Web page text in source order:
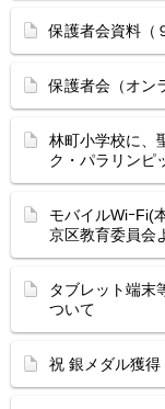
保護者会資料（
保護者会（オン
林町小学校に、
ク・パラリンピ
モバイルWiｰFi(
京区教育委員会
タブレット端末
ついて
祝 銀メダル獲得